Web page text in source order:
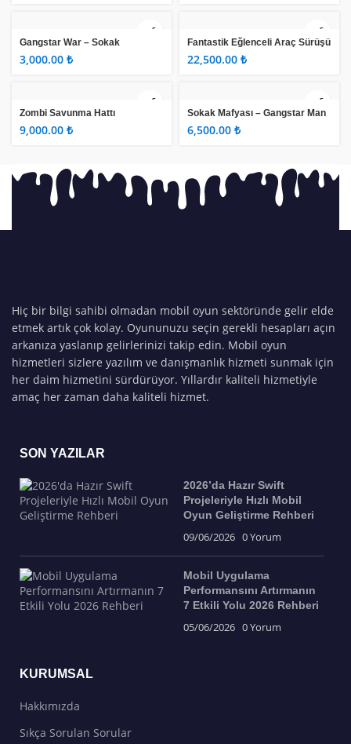
Gangstar War – Sokak
Savunma ₺
Fantastik Eğlenceli Araç Sürüşü
₺
Zombi Savunma Hattı
₺
Sokak Mafyası – Gangstar Man
₺
Hiç bir bilgi sahibi olmadan mobil oyun sektöründe gelir elde
etmek artık çok kolay. Oyununuzu seçin gerekli hesapları açın
arkanıza yaslanıp gelirlerinizi takip edin. Mobil oyun
hizmetleri sizlere yazılım ve danışmanlık hizmeti sunmak için
her daim hizmetini sürdürüyor. Yıllardır kaliteli hizmetiyle
amaç her zaman daha kaliteli hizmet.
SON YAZILAR
2026’da Hazır Swift
Projeleriyle Hızlı Mobil
Oyun Geliştirme Rehberi
09/06/2026 0 Yorum
Mobil Uygulama
Performansını Artırmanın
7 Etkili Yolu 2026 Rehberi
05/06/2026 0 Yorum
KURUMSAL
Hakkımızda
Sıkça Sorulan Sorular